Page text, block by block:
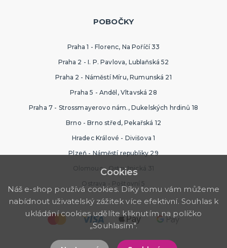
POBOČKY
Praha 1 - Florenc, Na Poříčí 33
Praha 2 - I. P. Pavlova, Lublaňská 52
Praha 2 - Náměstí Míru, Rumunská 21
Praha 5 - Anděl, Vltavská 28
Praha 7 - Strossmayerovo nám., Dukelských hrdinů 18
Brno - Brno střed, Pekařská 12
Hradec Králové - Divišova 1
Plzeň - Náměstí republiky 29
Olomouc - Ostružnická 31
Ostrava - Poštovní 5
Cookies
Náš e-shop používá cookies. Díky tomu vám můžeme
nabídnout uživatelský zážitek více efektivní. Souhlas k
ukládání cookies udělíte kliknutím na políčko
„Souhlasím".